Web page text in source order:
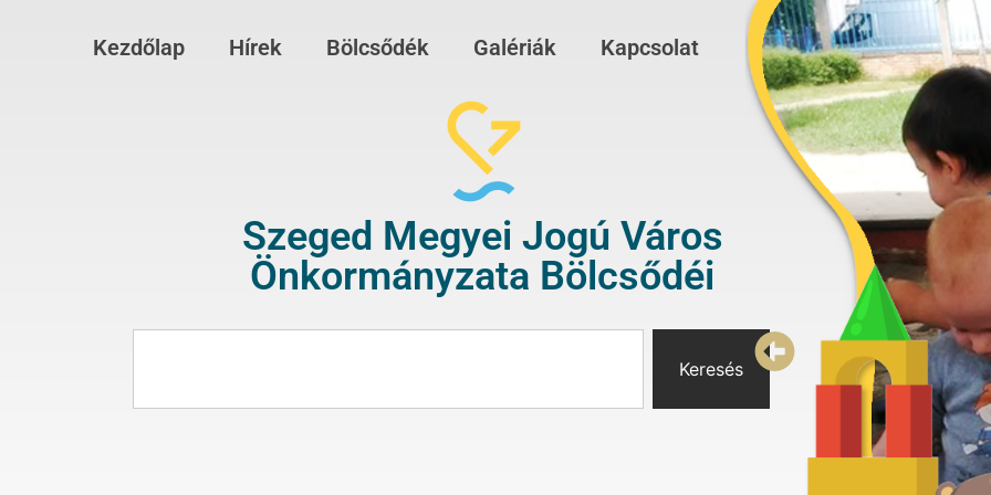
Kezdőlap Hírek Bölcsődék Galériák Kapcsolat
Szeged Megyei Jogú Város
Önkormányzata Bölcsődéi
Keresés